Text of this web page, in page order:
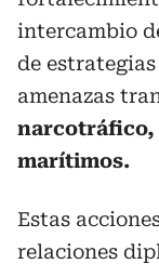
intercambio
de
amenazas
narcotráfico,
marítimos.
Estas
relaciones